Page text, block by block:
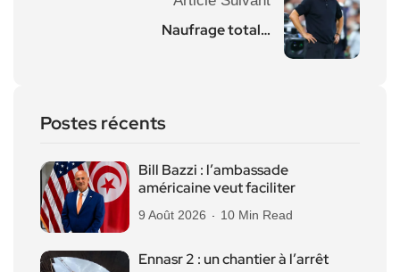
Naufrage total…
Postes récents
Bill Bazzi : l’ambassade
américaine veut faciliter
9 Août 2026 10 Min Read
Ennasr 2 : un chantier à l’arrêt